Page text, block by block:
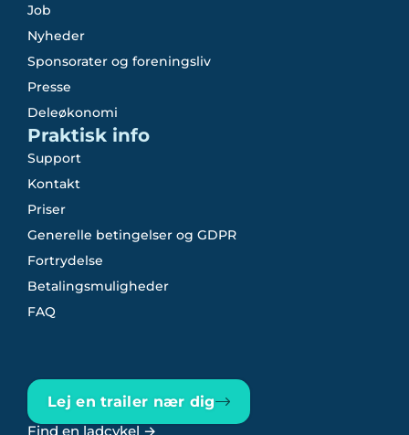
Job
Nyheder
Sponsorater og foreningsliv
Presse
Deleøkonomi
Praktisk info
Support
Kontakt
Priser
Generelle betingelser og GDPR
Fortrydelse
Betalingsmuligheder
FAQ
Lej en trailer nær dig
Find en ladcykel →